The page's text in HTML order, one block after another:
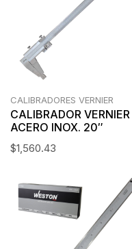
CALIBRADORES VERNIER
CALIBRADOR VERNIER
ACERO INOX. 20″
$1,560.43